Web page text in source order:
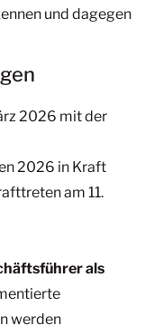
und dagegen
2026 mit der
2026 in Kraft
am 11.
als
werden